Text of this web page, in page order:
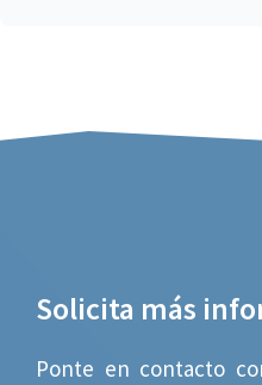
Solicita más
Ponte en contacto